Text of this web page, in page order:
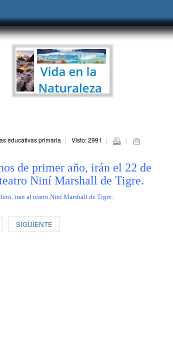
educativas primaria Visto: 2991
de primer año, irán el 22 de
Niní Marshall de Tigre.
iran al teatro Niní Marshall de Tigre.
SIGUIENTE